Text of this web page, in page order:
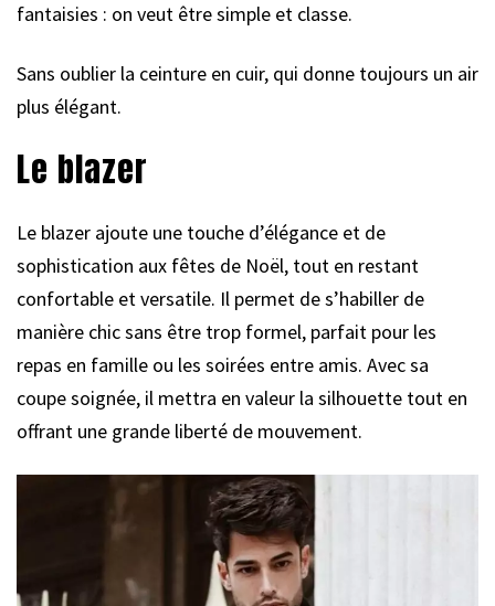
fantaisies : on veut être simple et classe.
Sans oublier la ceinture en cuir, qui donne toujours un air
plus élégant.
Le blazer
Le blazer ajoute une touche d’élégance et de
sophistication aux fêtes de Noël, tout en restant
confortable et versatile. Il permet de s’habiller de
manière chic sans être trop formel, parfait pour les
repas en famille ou les soirées entre amis. Avec sa
coupe soignée, il mettra en valeur la silhouette tout en
offrant une grande liberté de mouvement.